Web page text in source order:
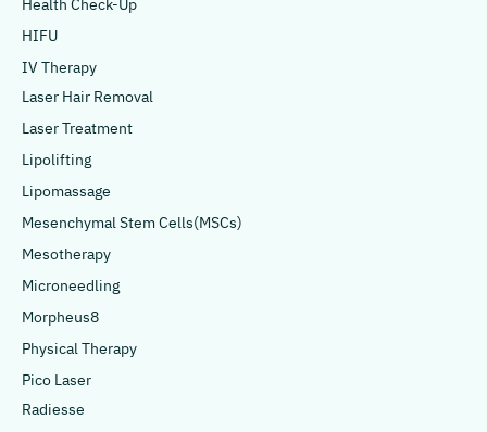
Health Check-Up
HIFU
IV Therapy
Laser Hair Removal
Laser Treatment
Lipolifting
Lipomassage
Mesenchymal Stem Cells(MSCs)
Mesotherapy
Microneedling
Morpheus8
Physical Therapy
Pico Laser
Radiesse